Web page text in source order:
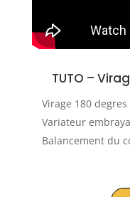
TUTO –
Virage 180 degres
Variateur
Balancement du